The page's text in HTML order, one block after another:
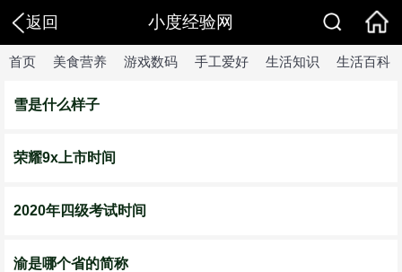
返回 小度经验网
首页 美食营养 游戏数码 手工爱好 生活知识 生活百科
雪是什么样子
荣耀9x上市时间
2020年四级考试时间
渝是哪个省的简称